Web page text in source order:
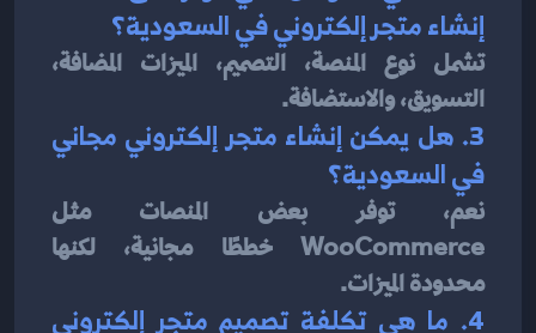
إنشاء متجر إلكتروني في السعودية؟
التسويق، والاستضافة.
في السعودية؟
محدودة الميزات.